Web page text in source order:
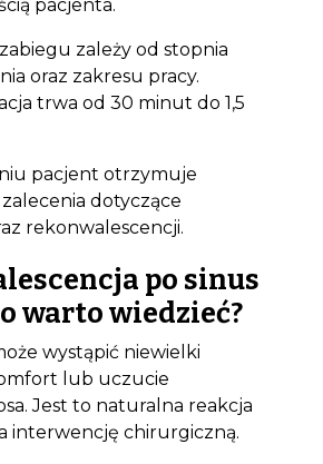
pacjenta.
zależy od stopnia
oraz zakresu pracy.
trwa od 30 minut do 1,5
pacjent otrzymuje
dotyczące
rekonwalescencji.
po sinus
warto wiedzieć?
wystąpić niewielki
lub uczucie
Jest to naturalna reakcja
interwencję chirurgiczną.